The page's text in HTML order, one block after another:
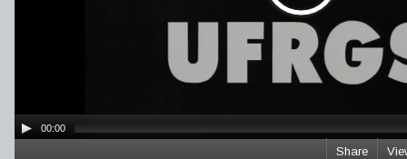
00:00
Share